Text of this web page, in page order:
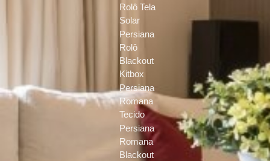
Rolô Tela
Solar
Persiana
Rolô
Blackout
Kitbox
Persiana
Romana
Tecido
Persiana
Romana
Blackout